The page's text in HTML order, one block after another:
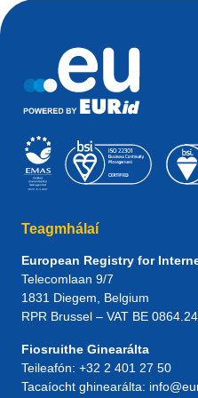
Teagmhálaí
European Registry for
Telecomlaan 9/7
1831 Diegem , Belgium
RPR Brussel – VAT BE
Fiosruithe Ginearálta
Teileafón: +32 2 401 27 50
Tacaíocht ghinearálta: